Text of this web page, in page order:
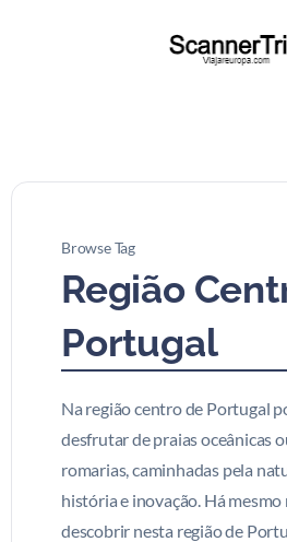
Browse Tag
Região
Portugal
Na região centro de Portugal
desfrutar de praias oceânicas
romarias, caminhadas pela
história e inovação. Há
descobrir nesta região de